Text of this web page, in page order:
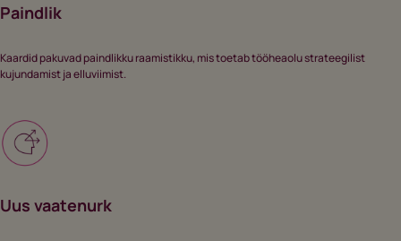
Paindlik
Kaardid pakuvad paindlikku raamistikku, mis toetab tööheaolu strateegilist
kujundamist ja elluviimist.
Uus vaatenurk